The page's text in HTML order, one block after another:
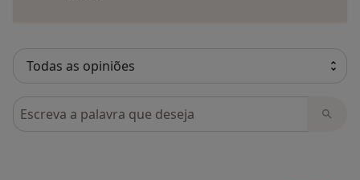
Pesquisar em opiniões